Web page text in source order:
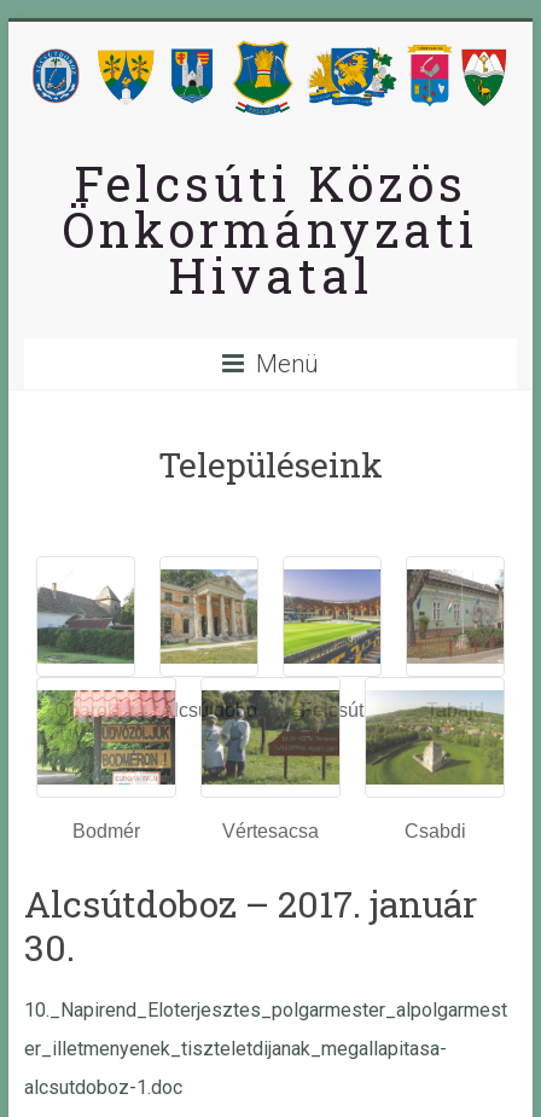
Felcsúti Közös
Önkormányzati
Hivatal
Menü
Településeink
Óbarok
Alcsútdobo
z
Felcsút Tabajd
Bodmér Vértesacsa Csabdi
Alcsútdoboz – 2017. január
30.
10._Napirend_Eloterjesztes_polgarmester_alpolgarmest
er_illetmenyenek_tiszteletdijanak_megallapitasa-
alcsutdoboz-1.doc